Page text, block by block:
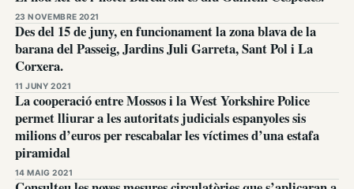
23 NOVEMBRE 2021
Des del 15 de juny, en funcionament la zona blava de la
barana del Passeig, Jardins Juli Garreta, Sant Pol i La
Corxera.
11 JUNY 2021
La cooperació entre Mossos i la West Yorkshire Police
permet lliurar a les autoritats judicials espanyoles sis
milions d’euros per rescabalar les víctimes d’una estafa
piramidal
14 MAIG 2021